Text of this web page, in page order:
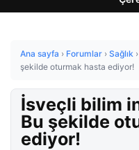
Ana sayfa › Forumlar › Sağlık ›
şekilde oturmak hasta ediyor!
İsveçli bilim
Bu şekilde
ediyor!